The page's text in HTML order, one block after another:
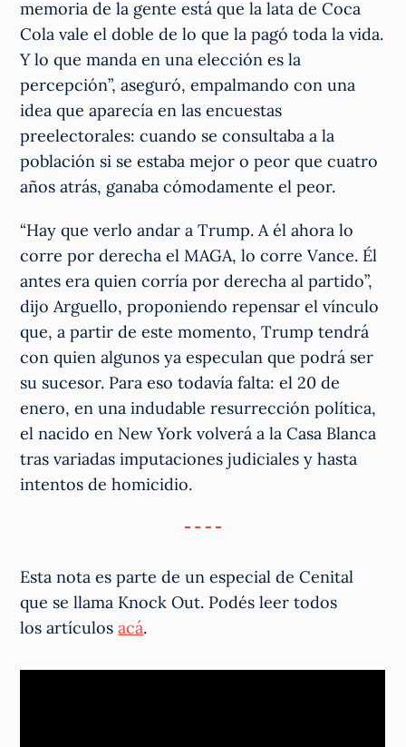
memoria de la gente está que la lata de Coca
Cola vale el doble de lo que la pagó toda la vida.
Y lo que manda en una elección es la
percepción”, aseguró, empalmando con una
idea que aparecía en las encuestas
preelectorales: cuando se consultaba a la
población si se estaba mejor o peor que cuatro
años atrás, ganaba cómodamente el peor.
“Hay que verlo andar a Trump. A él ahora lo
corre por derecha el MAGA, lo corre Vance. Él
antes era quien corría por derecha al partido”,
dijo Arguello, proponiendo repensar el vínculo
que, a partir de este momento, Trump tendrá
con quien algunos ya especulan que podrá ser
su sucesor. Para eso todavía falta: el 20 de
enero, en una indudable resurrección política,
el nacido en New York volverá a la Casa Blanca
tras variadas imputaciones judiciales y hasta
intentos de homicidio.
Esta nota es parte de un especial de Cenital
que se llama Knock Out. Podés leer todos
los artículosacá.